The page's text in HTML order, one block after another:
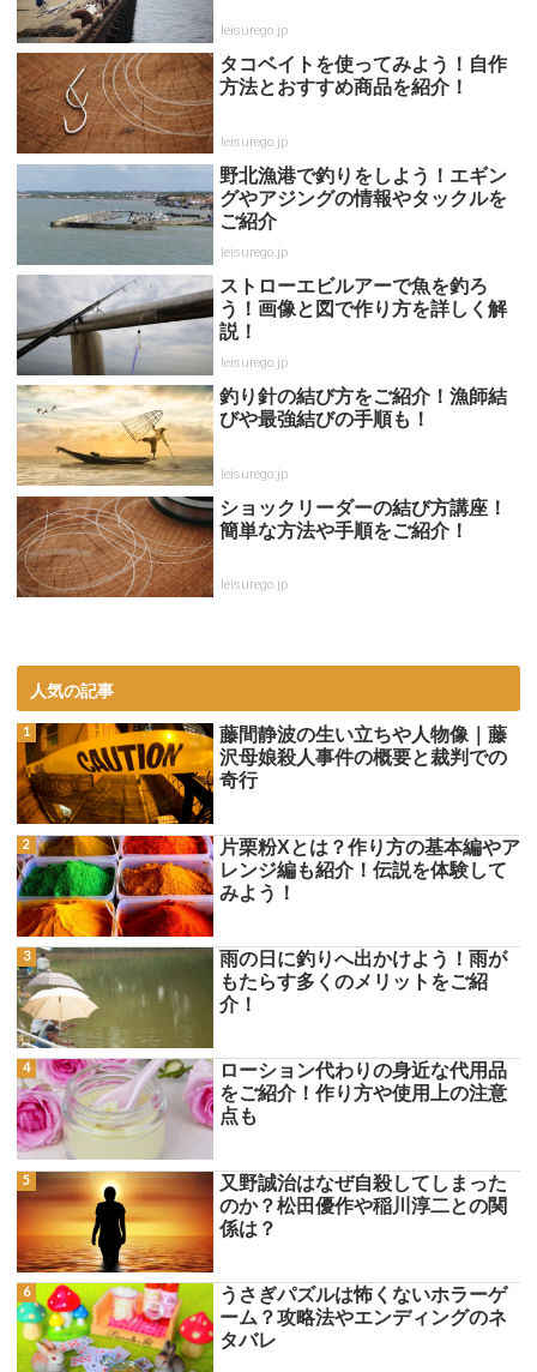
leisurego.jp
タコベイトを使ってみよう！自作
方法とおすすめ商品を紹介！
leisurego.jp
野北漁港で釣りをしよう！エギン
グやアジングの情報やタックルを
ご紹介
leisurego.jp
ストローエビルアーで魚を釣ろ
う！画像と図で作り方を詳しく解
説！
leisurego.jp
釣り針の結び方をご紹介！漁師結
びや最強結びの手順も！
leisurego.jp
ショックリーダーの結び方講座！
簡単な方法や手順をご紹介！
leisurego.jp
人気の記事
藤間静波の生い立ちや人物像｜藤
沢母娘殺人事件の概要と裁判での
奇行
片栗粉Xとは？作り方の基本編やア
レンジ編も紹介！伝説を体験して
みよう！
雨の日に釣りへ出かけよう！雨が
もたらす多くのメリットをご紹
介！
ローション代わりの身近な代用品
をご紹介！作り方や使用上の注意
点も
又野誠治はなぜ自殺してしまった
のか？松田優作や稲川淳二との関
係は？
うさぎパズルは怖くないホラーゲ
ーム？攻略法やエンディングのネ
タバレ